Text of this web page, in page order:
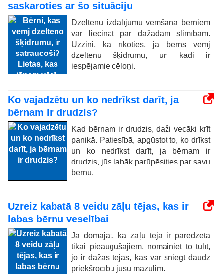
saskaroties ar šo situāciju
Dzeltenu izdalījumu vemšana bērniem
var liecināt par dažādām slimībām.
Uzzini, kā rīkoties, ja bērns vemj
dzeltenu šķidrumu, un kādi ir
iespējamie cēloņi.
Ko vajadzētu un ko nedrīkst darīt, ja
bērnam ir drudzis?
Kad bērnam ir drudzis, daži vecāki krīt
panikā. Patiesībā, apgūstot to, ko drīkst
un ko nedrīkst darīt, ja bērnam ir
drudzis, jūs labāk parūpēsities par savu
bērnu.
Uzreiz kabatā 8 veidu zāļu tējas, kas ir
labas bērnu veselībai
Ja domājat, ka zāļu tēja ir paredzēta
tikai pieaugušajiem, nomainiet to tūlīt,
jo ir dažas tējas, kas var sniegt daudz
priekšrocību jūsu mazulim.